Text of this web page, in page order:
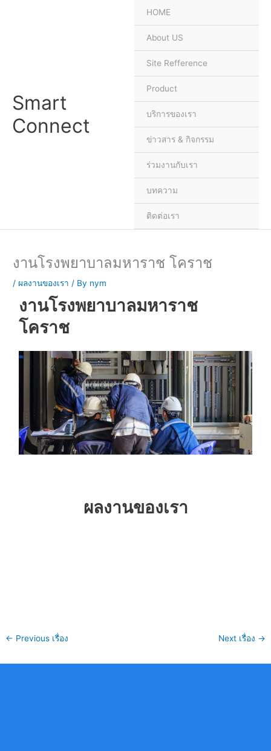
Smart
Connect
HOME
About US
Site Refference
Product
บริการของเรา
ข่าวสาร & กิจกรรม
ร่วมงานกับเรา
บทความ
ติดต่อเรา
งานโรงพยาบาลมหาราช โคราช
/ผลงานของเรา / By nym
งานโรงพยาบาลมหาราช
โคราช
ผลงานของเรา
← Previous เรื่อง Next เรื่อง →